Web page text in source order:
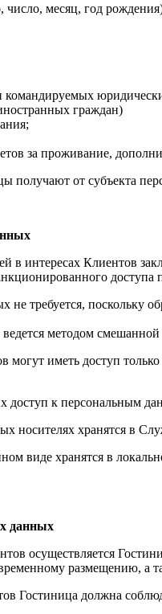
месяц, год
командируемых
граждан)
за проживание,
получают от субъекта
в интересах Клиентов
требуется, поскольку
методом смешанной
могут иметь доступ
к персональным
носителях хранятся в
виде хранятся в
данных
осуществляется
размещению, а
Гостиница должна